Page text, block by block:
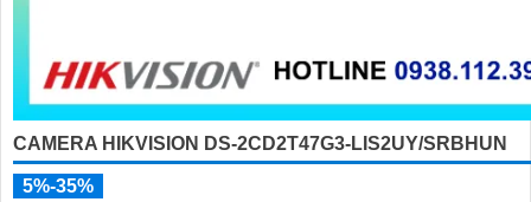
CAMERA HIKVISION DS-2CD2T47G3-LIS2UY/SRBHUN
5%-35%